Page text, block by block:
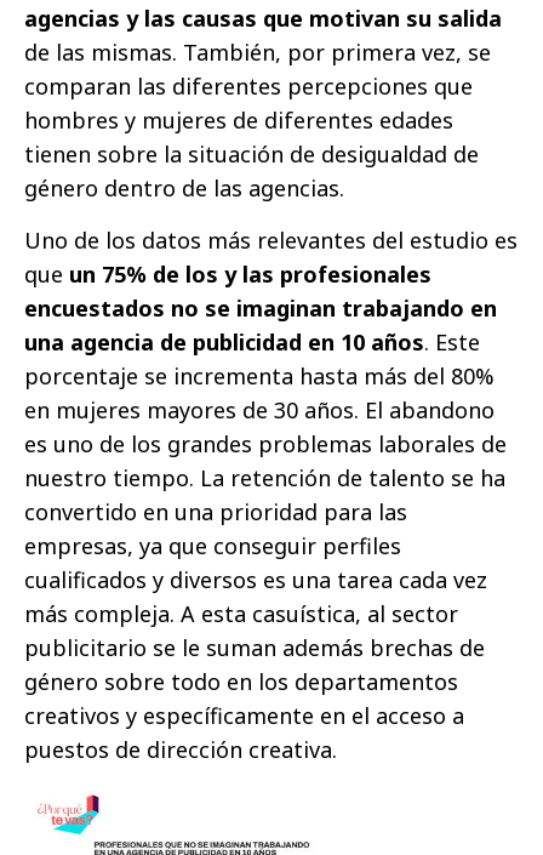
agencias y las causas que motivan su salida
de las mismas. También, por primera vez, se
comparan las diferentes percepciones que
hombres y mujeres de diferentes edades
tienen sobre la situación de desigualdad de
género dentro de las agencias.
Uno de los datos más relevantes del estudio es
que un 75% de los y las profesionales
encuestados no se imaginan trabajando en
una agencia de publicidad en 10 años. Este
porcentaje se incrementa hasta más del 80%
en mujeres mayores de 30 años. El abandono
es uno de los grandes problemas laborales de
nuestro tiempo. La retención de talento se ha
convertido en una prioridad para las
empresas, ya que conseguir perfiles
cualificados y diversos es una tarea cada vez
más compleja. A esta casuística, al sector
publicitario se le suman además brechas de
género sobre todo en los departamentos
creativos y específicamente en el acceso a
puestos de dirección creativa.